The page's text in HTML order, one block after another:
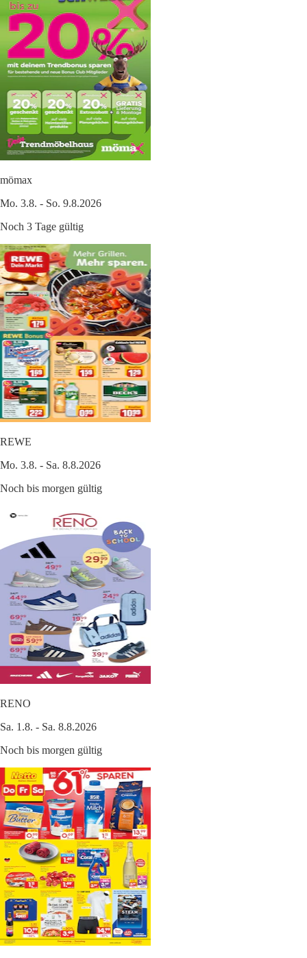
mömax
Mo. 3.8. - So. 9.8.2026
Noch 3 Tage gültig
REWE
Mo. 3.8. - Sa. 8.8.2026
Noch bis morgen gültig
RENO
Sa. 1.8. - Sa. 8.8.2026
Noch bis morgen gültig